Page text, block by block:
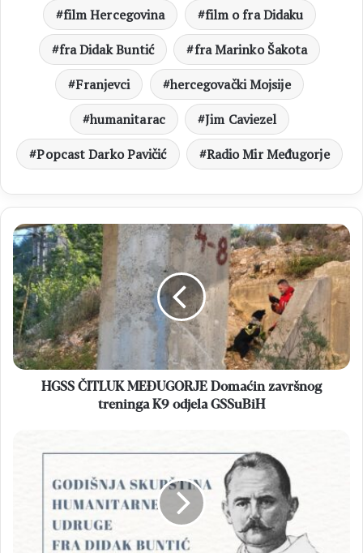
film Hercegovina
film o fra Didaku
fra Didak Buntić
fra Marinko Šakota
Franjevci
hercegovački Mojsije
humanitarac
Jim Caviezel
Popcast Darko Pavičić
Radio Mir Međugorje
HGSS
ČITLUK
MEĐUGORJE
Domaćin
završnog
treninga
K9
odjela
GSSuBiH
HGSS ČITLUK MEĐUGORJE Domaćin završnog
treninga K9 odjela GSSuBiH
Godišnja
Humanitarne